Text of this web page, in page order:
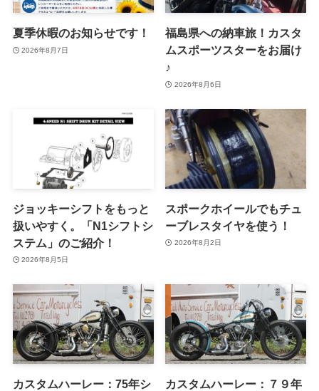
夏季休暇のお知らせです！
2026年8月7日
福島県への納車旅！カスタ
ムスポーツスターをお届け
♪
2026年8月6日
ジョッキーシフトをもっと
扱いやすく。「N1シフトシ
ステム」のご紹介！
2026年8月5日
スポークホイールでもチュ
ーブレスタイヤを使う！
2026年8月2日
カスタムハーレー：75年シ
カスタムハーレー：７９年